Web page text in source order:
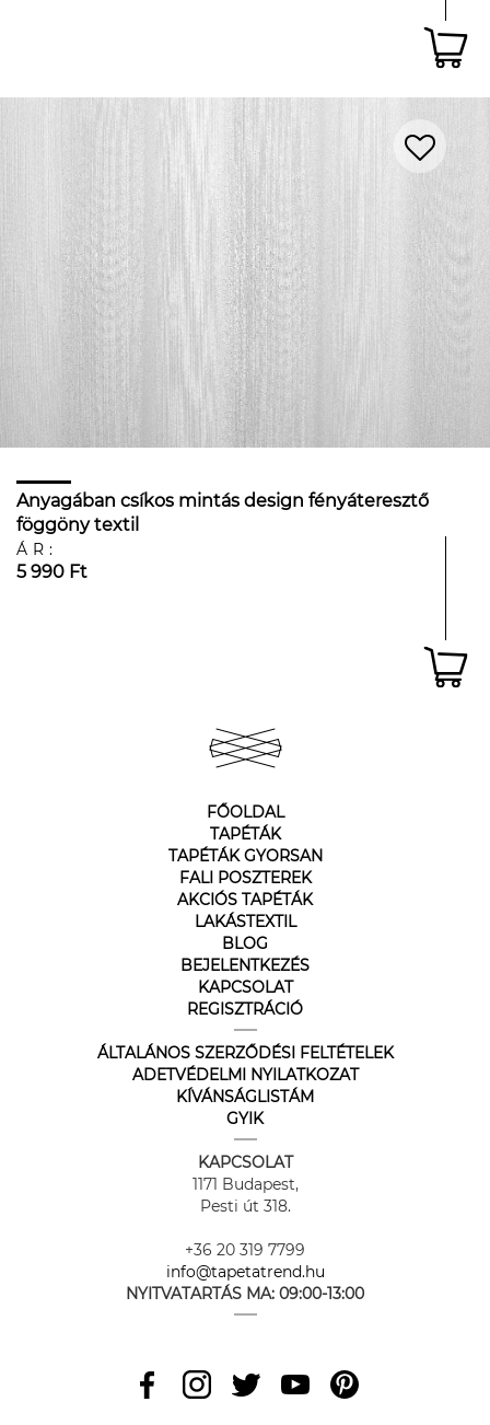
Anyagában csíkos mintás design fényáteresztő
föggöny textil
ÁR:
5 990 Ft
FŐOLDAL
TAPÉTÁK
TAPÉTÁK GYORSAN
FALI POSZTEREK
AKCIÓS TAPÉTÁK
LAKÁSTEXTIL
BLOG
BEJELENTKEZÉS
KAPCSOLAT
REGISZTRÁCIÓ
ÁLTALÁNOS SZERZŐDÉSI FELTÉTELEK
ADETVÉDELMI NYILATKOZAT
KÍVÁNSÁGLISTÁM
GYIK
KAPCSOLAT
1171 Budapest,
Pesti út 318.
+36 20 319 7799
info@tapetatrend.hu
NYITVATARTÁS MA: 09:00-13:00